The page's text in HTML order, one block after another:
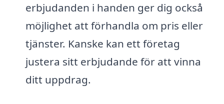
erbjudanden i handen ger dig också
möjlighet att förhandla om pris eller
tjänster. Kanske kan ett företag
justera sitt erbjudande för att vinna
ditt uppdrag.